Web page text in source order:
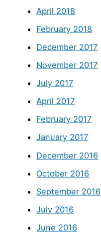
April 2018
February 2018
December 2017
November 2017
July 2017
April 2017
February 2017
January 2017
December 2016
October 2016
September 2016
July 2016
June 2016